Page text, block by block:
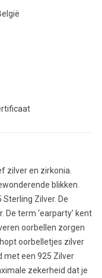
zilver en zirkonia.
blikken.
Zilver. De
De term ‘earparty’ kent
oorbellen zorgen
oorbelletjes zilver
met een 925 Zilver
zekerheid dat je